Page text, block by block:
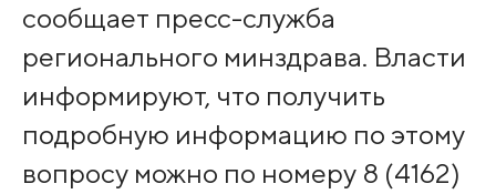
сообщает пресс-служба
регионального минздрава. Власти
информируют, что получить
подробную информацию по этому
вопросу можно по номеру 8 (4162)